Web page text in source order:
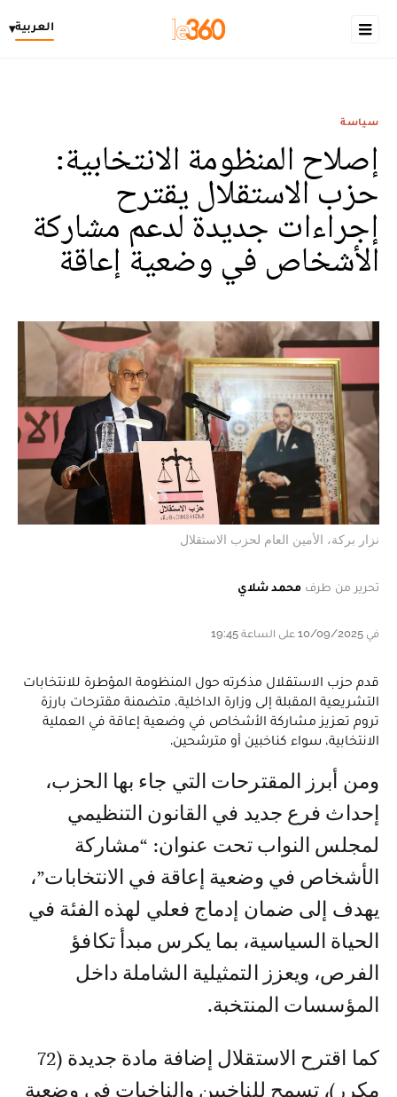
العربية▾
سياسة
إصلاح المنظومة الانتخابية:
حزب الاستقلال يقترح
إجراءات جديدة لدعم مشاركة
الأشخاص في وضعية إعاقة
نزار بركة، الأمين العام لحزب الاستقلال
تحرير من طرف محمد شلاي
في 10/09/2025 على الساعة 19:45
قدم حزب الاستقلال مذكرته حول المنظومة المؤطرة للانتخابات
التشريعية المقبلة إلى وزارة الداخلية، متضمنة مقترحات بارزة
تروم تعزيز مشاركة الأشخاص في وضعية إعاقة في العملية
الانتخابية، سواء كناخبين أو مترشحين.
ومن أبرز المقترحات التي جاء بها الحزب،
إحداث فرع جديد في القانون التنظيمي
لمجلس النواب تحت عنوان: “مشاركة
الأشخاص في وضعية إعاقة في الانتخابات”،
يهدف إلى ضمان إدماج فعلي لهذه الفئة في
الحياة السياسية، بما يكرس مبدأ تكافؤ
الفرص، ويعزز التمثيلية الشاملة داخل
المؤسسات المنتخبة.
كما اقترح الاستقلال إضافة مادة جديدة (72
مكرر)، تسمح للناخبين والناخبات في وضعية